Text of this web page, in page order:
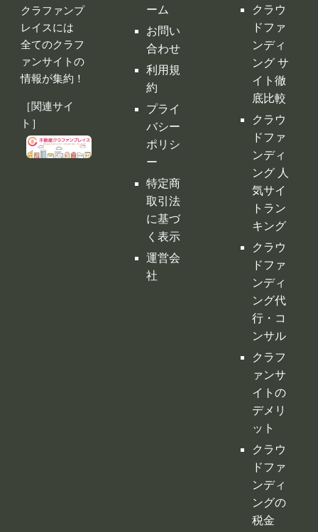
クラファンプ
レイスには
全てのクラフ
ァンサイトの
情報が集約！
［関連サイ
ト］
ーム
お問い
合わせ
利用規
約
プライ
バシー
ポリシ
ー
特定商
取引法
に基づ
く表示
運営会
社
クラウ
ドファ
ンディ
ング サ
イト徹
底比較
クラウ
ドファ
ンディ
ング 人
気サイ
トラン
キング
クラウ
ドファ
ンディ
ング代
行・コ
ンサル
クラフ
ァンサ
イトの
デメリ
ット
クラウ
ドファ
ンディ
ングの
税金